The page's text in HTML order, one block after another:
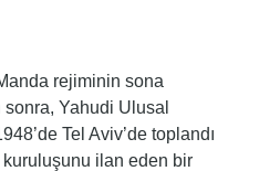
rejiminin sona
Yahudi Ulusal
Tel Aviv’de toplandı
ilan eden bir